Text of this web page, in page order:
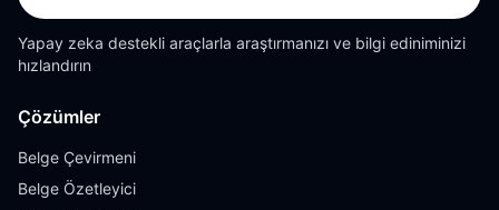
Yapay zeka destekli araçlarla araştırmanızı ve bilgi ediniminizi
hızlandırın
Çözümler
Belge Çevirmeni
Belge Özetleyici